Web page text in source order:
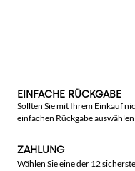
EINFACHE RÜCKGABE
Sollten Sie mit Ihrem Einkauf
einfachen Rückgabe auswählen
ZAHLUNG
Wählen Sie eine der 12